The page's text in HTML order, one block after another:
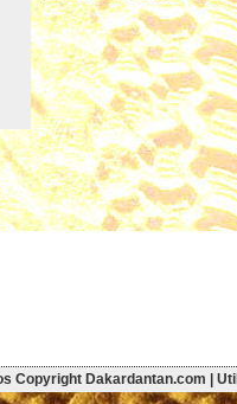
Copyright Dakardantan.com |